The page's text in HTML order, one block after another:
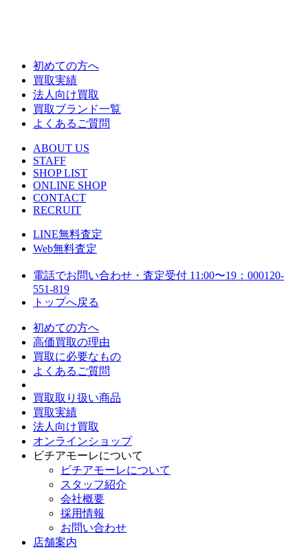
初めての方へ
買取実績
法人向け買取
買取ブランド一覧
よくあるご質問
ABOUT US
STAFF
SHOP LIST
ONLINE SHOP
CONTACT
RECRUIT
LINE無料査定
Web無料査定
電話でお問い合わせ・査定受付 11:00〜19：000120-
551-819
トップへ戻る
初めての方へ
高価買取の理由
買取に必要なもの
よくあるご質問
買取取り扱い商品
買取実績
法人向け買取
オンラインショップ
ビチアモーレについて
ビチアモーレについて
スタッフ紹介
会社概要
採用情報
お問い合わせ
店舗案内